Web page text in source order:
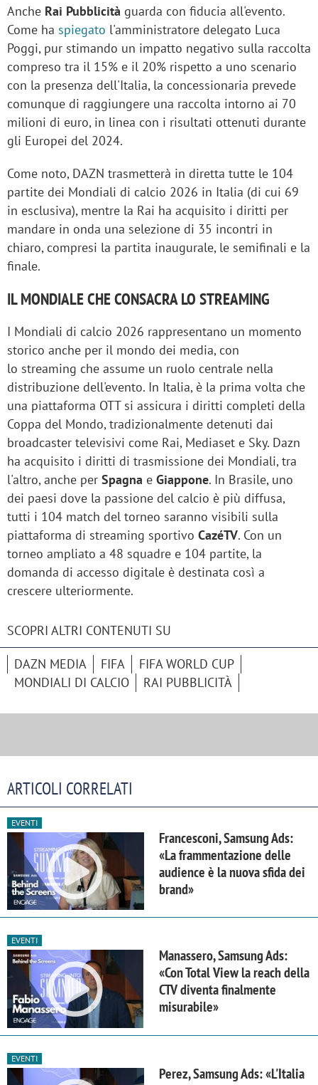
Anche Rai Pubblicità guarda con fiducia all'evento.
Come ha spiegato l'amministratore delegato Luca
Poggi, pur stimando un impatto negativo sulla raccolta
compreso tra il 15% e il 20% rispetto a uno scenario
con la presenza dell'Italia, la concessionaria prevede
comunque di raggiungere una raccolta intorno ai 70
milioni di euro, in linea con i risultati ottenuti durante
gli Europei del 2024.
Come noto, DAZN trasmetterà in diretta tutte le 104
partite dei Mondiali di calcio 2026 in Italia (di cui 69
in esclusiva), mentre la Rai ha acquisito i diritti per
mandare in onda una selezione di 35 incontri in
chiaro, compresi la partita inaugurale, le semifinali e la
finale.
IL MONDIALE CHE CONSACRA LO STREAMING
I Mondiali di calcio 2026 rappresentano un momento
storico anche per il mondo dei media, con
lo streaming che assume un ruolo centrale nella
distribuzione dell'evento. In Italia, è la prima volta che
una piattaforma OTT si assicura i diritti completi della
Coppa del Mondo, tradizionalmente detenuti dai
broadcaster televisivi come Rai, Mediaset e Sky. Dazn
ha acquisito i diritti di trasmissione dei Mondiali, tra
l'altro, anche per Spagna e Giappone. In Brasile, uno
dei paesi dove la passione del calcio è più diffusa,
tutti i 104 match del torneo saranno visibili sulla
piattaforma di streaming sportivo CazéTV. Con un
torneo ampliato a 48 squadre e 104 partite, la
domanda di accesso digitale è destinata così a
crescere ulteriormente.
SCOPRI ALTRI CONTENUTI SU
DAZN MEDIA FIFA
FIFA WORLD CUP
MONDIALI DI CALCIO
RAI PUBBLICITÀ
ARTICOLI CORRELATI
EVENTI
Francesconi, Samsung Ads:
«La frammentazione delle
audience è la nuova sfida dei
brand»
EVENTI
Manassero, Samsung Ads:
«Con Total View la reach della
CTV diventa finalmente
misurabile»
EVENTI
Perez, Samsung Ads: «L'Italia